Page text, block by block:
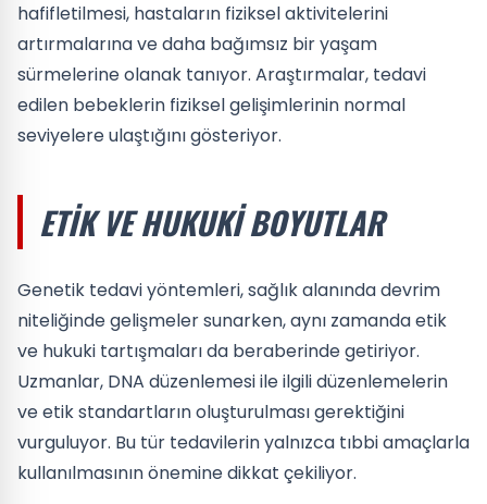
hafifletilmesi, hastaların fiziksel aktivitelerini
artırmalarına ve daha bağımsız bir yaşam
sürmelerine olanak tanıyor. Araştırmalar, tedavi
edilen bebeklerin fiziksel gelişimlerinin normal
seviyelere ulaştığını gösteriyor.
ETIK VE HUKUKI BOYUTLAR
Genetik tedavi yöntemleri, sağlık alanında devrim
niteliğinde gelişmeler sunarken, aynı zamanda etik
ve hukuki tartışmaları da beraberinde getiriyor.
Uzmanlar, DNA düzenlemesi ile ilgili düzenlemelerin
ve etik standartların oluşturulması gerektiğini
vurguluyor. Bu tür tedavilerin yalnızca tıbbi amaçlarla
kullanılmasının önemine dikkat çekiliyor.